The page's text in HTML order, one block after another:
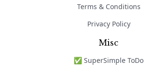
Terms & Conditions
Privacy Policy
Misc
✅ SuperSimple ToDo